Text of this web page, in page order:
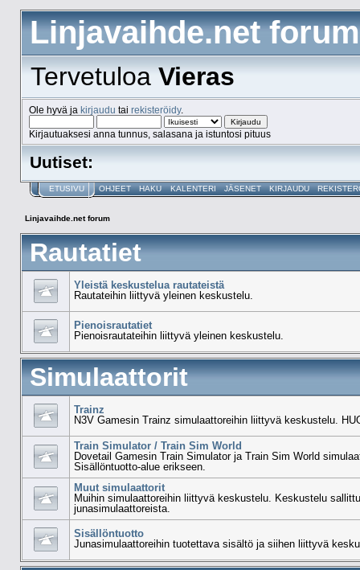
Linjavaihde.net forum
TervetuloaVieras
Ole hyvä ja kirjaudu tai rekisteröidy.
Kirjautuaksesi anna tunnus, salasana ja istuntosi pituus
Uutiset:
ETUSIVU OHJEET HAKU KALENTERI JÄSENET KIRJAUDU
Linjavaihde.net forum
Rautatiet
Yleistä keskustelua rautateistä
Rautateihin liittyvä yleinen keskustelu.
Pienoisrautatiet
Pienoisrautateihin liittyvä yleinen keskustelu.
Simulaattorit
Trainz
N3V Gamesin Trainz simulaattoreihin liittyvä keskustelu.
Train Simulator / Train Sim World
Dovetail Gamesin Train Simulator ja Train Sim World
Sisällöntuotto-alue erikseen.
Muut simulaattorit
Muihin simulaattoreihin liittyvä keskustelu. Keskustelu
junasimulaattoreista.
Sisällöntuotto
Junasimulaattoreihin tuotettava sisältö ja siihen liittyvä